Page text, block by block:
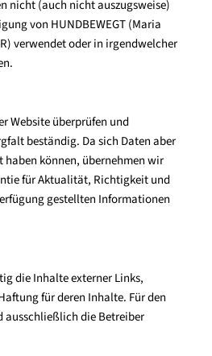
nicht (auch nicht auszugsweise)
von HUNDBEWEGT (Maria
verwendet oder in irgendwelcher
Website überprüfen und
beständig. Da sich Daten aber
haben können, übernehmen wir
für Aktualität, Richtigkeit und
gestellten Informationen
die Inhalte externer Links,
für deren Inhalte. Für den
ausschließlich die Betreiber